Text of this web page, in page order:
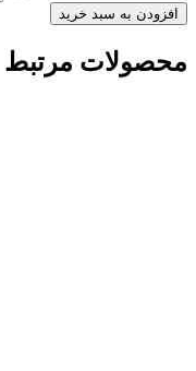
افزودن به سبد خرید
محصولات مرتبط